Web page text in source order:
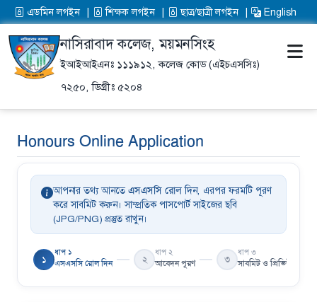
এডমিন লগইন শিক্ষক লগইন ছাত্র/ছাত্রী লগইন English
নাসিরাবাদ কলেজ, ময়মনসিংহ
ইআইআইএনঃ ১১১৯১২, কলেজ কোড (এইচএসসিঃ)
৭২৫০, ডিগ্রীঃ ৫২০৪
Honours Online Application
আপনার তথ্য আনতে এসএসসি রোলদিন, এরপর ফরমটি পূরণ
করে সাবমিট করুন। সাম্প্রতিক পাসপোর্ট সাইজের ছবি
(JPG/PNG) প্রস্তুত রাখুন।
১
ধাপ ১
এসএসসি রোল দিন ২
ধাপ ২
আবেদন পূরণ ৩
ধাপ ৩
সাবমিট ও প্রিভিউ